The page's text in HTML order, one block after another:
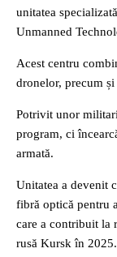
unitatea
Unmanned
Acest centru
dronelor, precum
Potrivit unor
program, ci
armată.
Unitatea a devenit
fibră optică pentru
care a contribuit la
rusă Kursk în 2025.